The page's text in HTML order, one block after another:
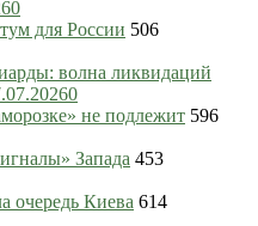
0
для России 506
волна ликвидаций
0
не подлежит 596
Запада 453
очередь Киева 614